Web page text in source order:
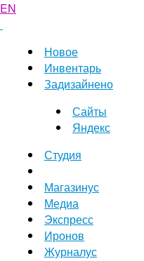
EN
Новое
Инвентарь
Задизайнено
Сайты
Яндекс
Студия
Магазинус
Медиа
Экспресс
Иронов
Журналус